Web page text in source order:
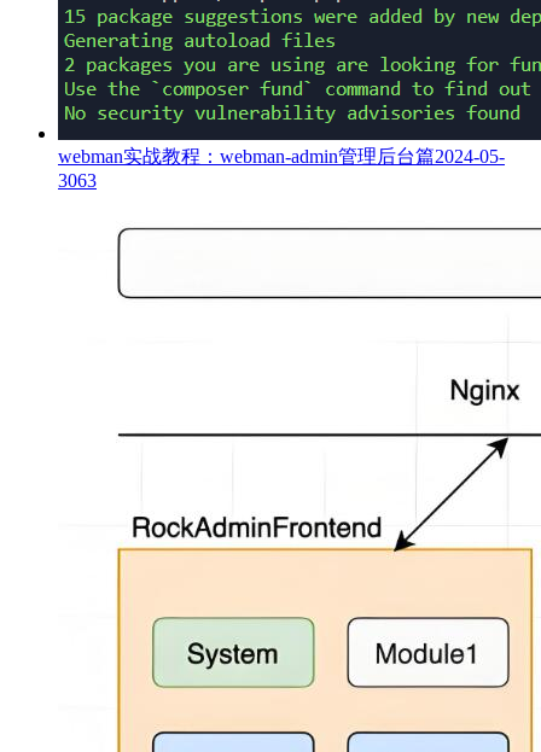
webman实战教程：webman-admin管理后台篇2024-05-
3063